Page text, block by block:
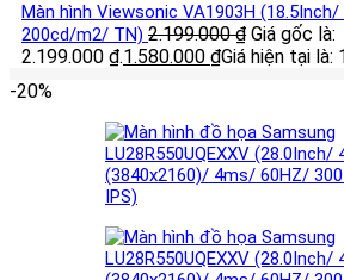
Màn hình Viewsonic VA1903H
200cd/m2/ TN) 2.199.000₫ Giá gốc là:
2.199.000 ₫.1.580.000 ₫Giá hiện tại là:
-20%